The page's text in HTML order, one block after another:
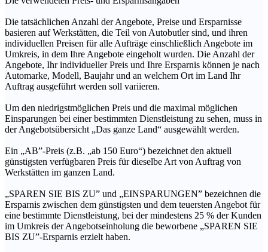
Die tatsächlichen Anzahl der Angebote, Preise und Ersparnisse
basieren auf Werkstätten, die Teil von Autobutler sind, und ihren
individuellen Preisen für alle Aufträge einschließlich Angebote im
Umkreis, in dem Ihre Angebote eingeholt wurden. Die Anzahl der
Angebote, Ihr individueller Preis und Ihre Ersparnis können je nach
Automarke, Modell, Baujahr und an welchem Ort im Land Ihr
Auftrag ausgeführt werden soll variieren.
Um den niedrigstmöglichen Preis und die maximal möglichen
Einsparungen bei einer bestimmten Dienstleistung zu sehen, muss in
der Angebotsübersicht „Das ganze Land“ ausgewählt werden.
Ein „AB”-Preis (z.B. „ab 150 Euro“) bezeichnet den aktuell
günstigsten verfügbaren Preis für dieselbe Art von Auftrag von
Werkstätten im ganzen Land.
„SPAREN SIE BIS ZU” und „EINSPARUNGEN” bezeichnen die
Ersparnis zwischen dem günstigsten und dem teuersten Angebot für
eine bestimmte Dienstleistung, bei der mindestens 25 % der Kunden
im Umkreis der Angebotseinholung die beworbene „SPAREN SIE
BIS ZU”-Ersparnis erzielt haben.